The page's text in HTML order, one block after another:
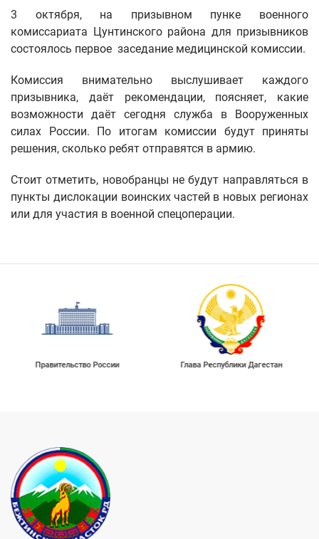
3 октября, на призывном пунке военного
комиссариата Цунтинского района для призывников
состоялось первое заседание медицинской комиссии.
Комиссия внимательно выслушивает каждого
призывника, даёт рекомендации, поясняет, какие
возможности даёт сегодня служба в Вооруженных
силах России. По итогам комиссии будут приняты
решения, сколько ребят отправятся в армию.
Стоит отметить, новобранцы не будут направляться в
пункты дислокации воинских частей в новых регионах
или для участия в военной спецоперации.
Правительство России Глава Республики Дагестан